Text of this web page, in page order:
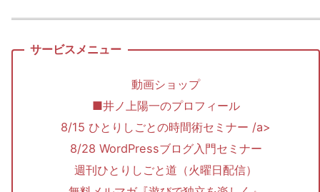
動画ショップ
■井ノ上陽一のプロフィール
8/15 ひとりしごとの時間術セミナー /a>
8/28 WordPressブログ入門セミナー
週刊ひとりしごと道（火曜日配信）